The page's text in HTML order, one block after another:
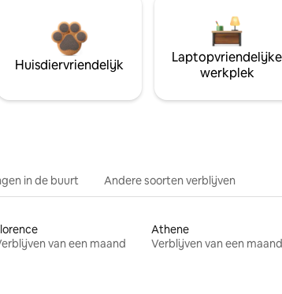
Huisdiervriendelijk
Laptopvriendelijke
werkplek
in de buurt Andere soorten verblijven
van een maand
Athene
Verblijven van een maand